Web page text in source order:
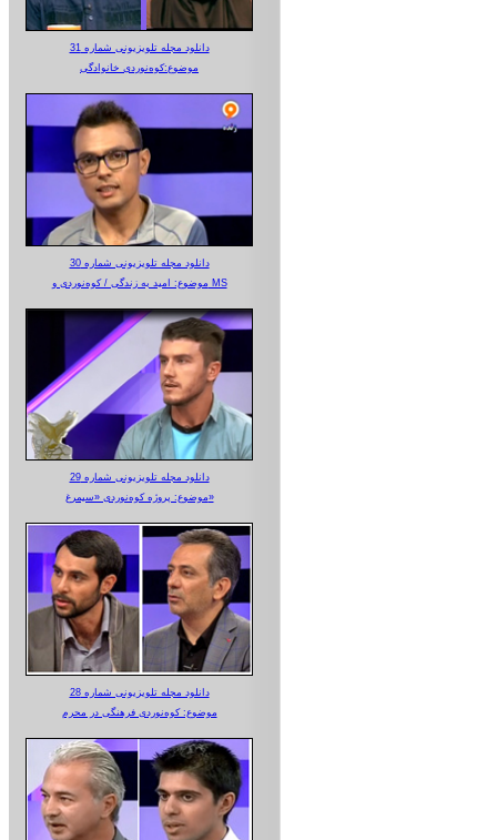
دانلود مجله تلویزیونی شماره 31
موضوع:کوه‌نوردی خانوادگی
دانلود مجله تلویزیونی شماره 30
موضوع: امید به زندگی / کوه‌نوردی و MS
دانلود مجله تلویزیونی شماره 29
موضوع: پروژه کوه‌نوردی «سیمرغ»
دانلود مجله تلویزیونی شماره 28
موضوع: کوه‌نوردی فرهنگی در محرم